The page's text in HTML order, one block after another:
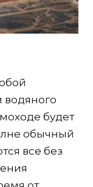
водяного
будет
обычный
все без